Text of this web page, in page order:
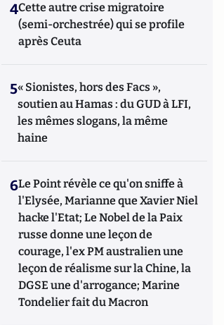
4Cette autre crise migratoire
(semi-orchestrée) qui se profile
après Ceuta
5« Sionistes, hors des Facs »,
soutien au Hamas : du GUD à LFI,
les mêmes slogans, la même
haine
6Le Point révèle ce qu'on sniffe à
l'Elysée, Marianne que Xavier Niel
hacke l'Etat; Le Nobel de la Paix
russe donne une leçon de
courage, l'ex PM australien une
leçon de réalisme sur la Chine, la
DGSE une d'arrogance; Marine
Tondelier fait du Macron